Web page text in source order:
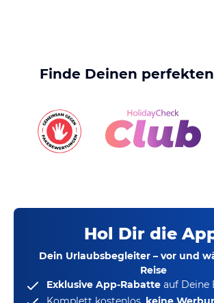
Finde Deinen
Hol Dir die
Dein Urlaubsbegleiter – vor und
Reise
Exklusive App-Rabatte auf Deine